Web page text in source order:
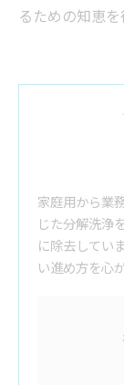
るための知恵を
家庭用から業
じた分解洗浄
に除去してい
い進め方を心